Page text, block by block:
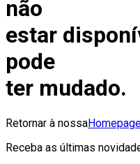
não
estar
pode
ter mudado.
Retornar à nossa
Receba as últimas